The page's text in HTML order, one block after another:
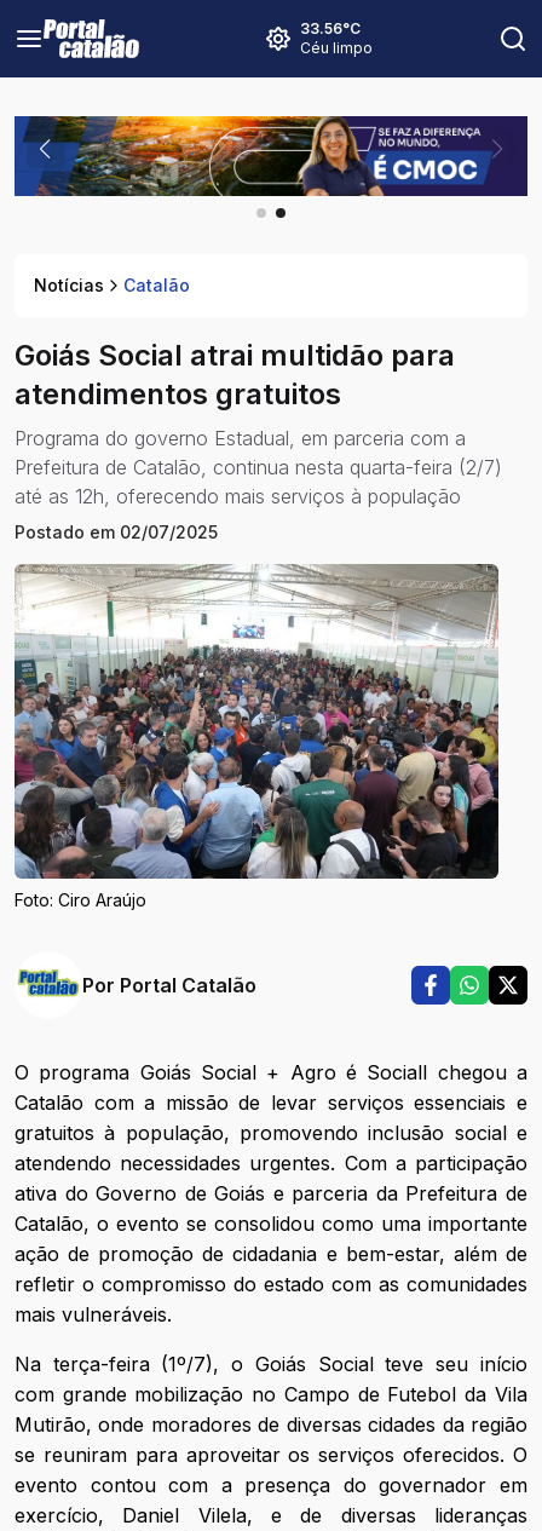
33.56°C
Céu limpo
Notícias Catalão
Goiás Social atrai multidão para
atendimentos gratuitos
Programa do governo Estadual, em parceria com a
Prefeitura de Catalão, continua nesta quarta-feira (2/7)
até as 12h, oferecendo mais serviços à população
Postado em 02/07/2025
Foto: Ciro Araújo
Por Portal Catalão
O programa Goiás Social + Agro é Sociall chegou a
Catalão com a missão de levar serviços essenciais e
gratuitos à população, promovendo inclusão social e
atendendo necessidades urgentes. Com a participação
ativa do Governo de Goiás e parceria da Prefeitura de
Catalão, o evento se consolidou como uma importante
ação de promoção de cidadania e bem-estar, além de
refletir o compromisso do estado com as comunidades
mais vulneráveis.
Na terça-feira (1º/7), o Goiás Social teve seu início
com grande mobilização no Campo de Futebol da Vila
Mutirão, onde moradores de diversas cidades da região
se reuniram para aproveitar os serviços oferecidos. O
evento contou com a presença do governador em
exercício, Daniel Vilela, e de diversas lideranças